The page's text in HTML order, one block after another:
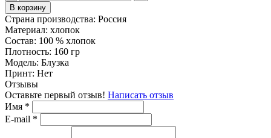
В корзину
Страна производства: Россия
Материал: хлопок
Состав: 100 % хлопок
Плотность: 160 гр
Модель: Блузка
Принт: Нет
Отзывы
Оставьте первый отзыв! Написать отзыв
Имя *
E-mail *